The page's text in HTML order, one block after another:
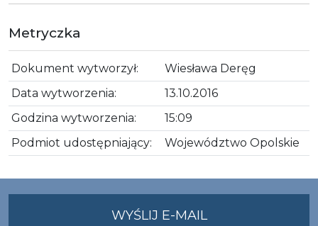
Metryczka
Dokument wytworzył:
Wiesława Deręg
Data wytworzenia:
13.10.2016
Godzina wytworzenia:
15:09
Podmiot udostępniający:
Województwo Opolskie
WYŚLIJ E-MAILNA